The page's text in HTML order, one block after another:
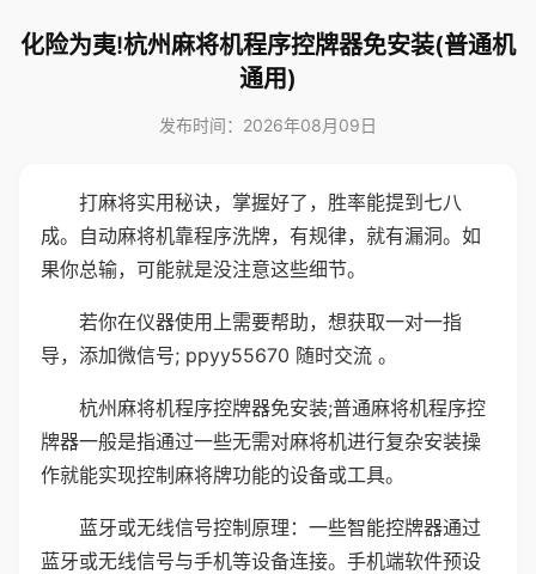
化险为夷!杭州麻将机程序控牌器免安装(普通机
通用)
发布时间：2026年08月09日
打麻将实用秘诀，掌握好了，胜率能提到七八
成。自动麻将机靠程序洗牌，有规律，就有漏洞。如
果你总输，可能就是没注意这些细节。
若你在仪器使用上需要帮助，想获取一对一指
导，添加微信号; ppyy55670 随时交流 。
杭州麻将机程序控牌器免安装;普通麻将机程序控
牌器一般是指通过一些无需对麻将机进行复杂安装操
作就能实现控制麻将牌功能的设备或工具。
蓝牙或无线信号控制原理：一些智能控牌器通过
蓝牙或无线信号与手机等设备连接。手机端软件预设